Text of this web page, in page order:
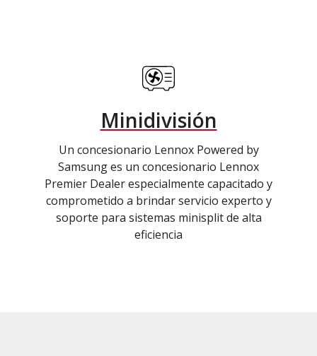
Minidivisión
Un concesionario Lennox Powered by
Samsung es un concesionario Lennox
Premier Dealer especialmente capacitado y
comprometido a brindar servicio experto y
soporte para sistemas minisplit de alta
eficiencia